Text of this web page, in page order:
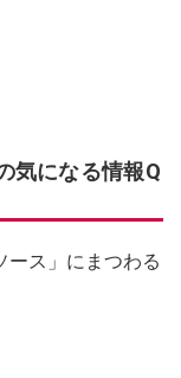
気になる情報Q
ース」にまつわる